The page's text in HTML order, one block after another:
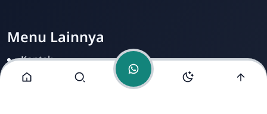
Menu Lainnya
Kontak
Tim Redaksi